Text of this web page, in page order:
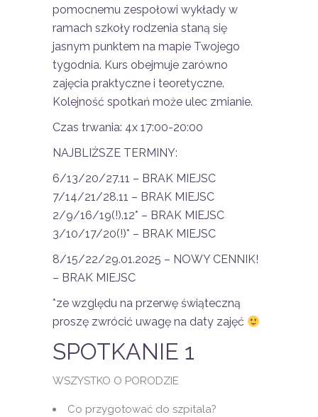
pomocnemu zespołowi wykłady w
ramach szkoły rodzenia staną się
jasnym punktem na mapie Twojego
tygodnia. Kurs obejmuje zarówno
zajęcia praktyczne i teoretyczne.
Kolejność spotkań może ulec zmianie.
Czas trwania: 4x 17:00-20:00
NAJBLIŻSZE TERMINY:
6/13/20/27.11 – BRAK MIEJSC
7/14/21/28.11 – BRAK MIEJSC
2/9/16/19(!).12* – BRAK MIEJSC
3/10/17/20(!)* – BRAK MIEJSC
8/15/22/29.01.2025 – NOWY CENNIK!
– BRAK MIEJSC
*ze względu na przerwę świąteczną
proszę zwrócić uwagę na daty zajęć
SPOTKANIE 1
WSZYSTKO O PORODZIE
Co przygotować do szpitala?